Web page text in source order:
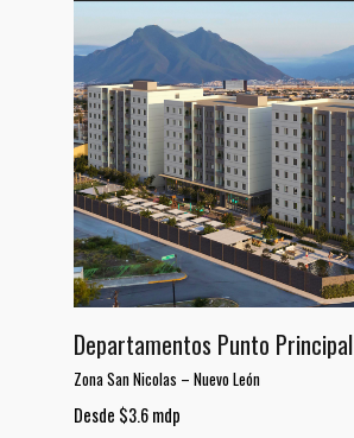
Departamentos Punto Principal
Zona San Nicolas – Nuevo León
Desde $3.6 mdp